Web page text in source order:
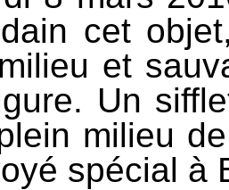
cet
et
Un
milieu
spécial à